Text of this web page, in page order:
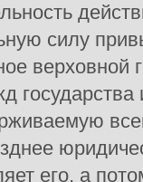
силу
верховной
его, а